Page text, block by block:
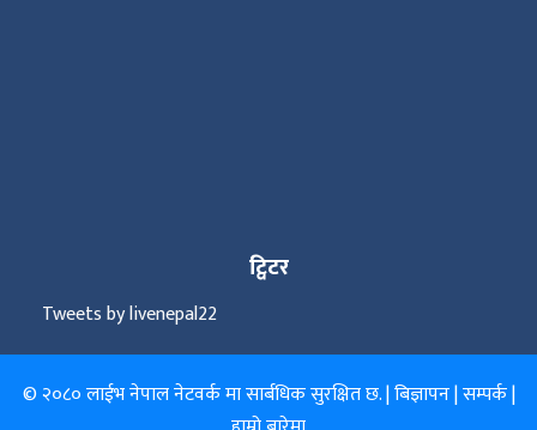
ट्विटर
Tweets by livenepal22
© २०८० लाईभ नेपाल नेटवर्क मा सार्बधिक सुरक्षित छ. |बिज्ञापन|सम्पर्क|